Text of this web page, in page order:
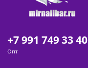
+7 991 749 33 40
Опт